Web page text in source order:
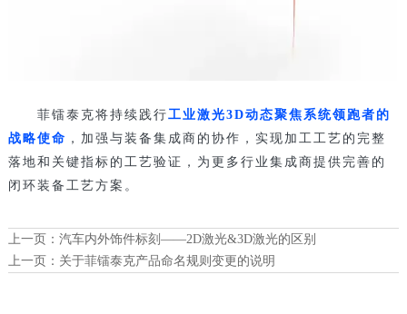
菲镭泰克将持续践行工业激光3D动态聚焦系统领跑者的
战略使命 ，加强与装备集成商的协作，实现加工工艺的完整
落地和关键指标的工艺验证，为更多行业集成商提供完善的
闭环装备工艺方案。
上一页： 汽车内外饰件标刻——2D激光&3D激光的区别
上一页： 关于菲镭泰克产品命名规则变更的说明